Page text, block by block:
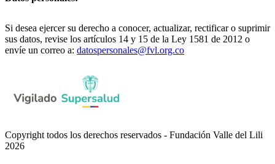
Si desea ejercer su derecho a conocer, actualizar, rectificar o suprimir
sus datos, revise los artículos 14 y 15 de la Ley 1581 de 2012 o
envíe un correo a: datospersonales@fvl.org.co
Copyright todos los derechos reservados - Fundación Valle del Lili
2026